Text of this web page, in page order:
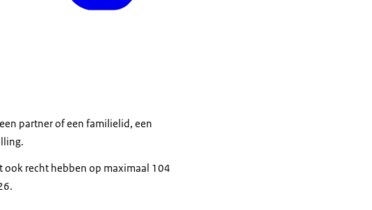
partner of een familielid, een
ook recht hebben op maximaal 104